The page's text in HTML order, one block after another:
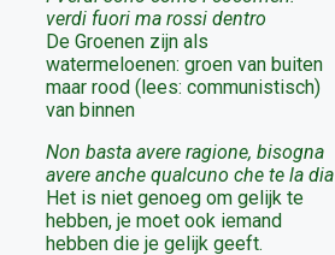
verdi fuori ma rossi dentro
De Groenen zijn als
watermeloenen: groen van buiten
maar rood (lees: communistisch)
van binnen
Non basta avere ragione, bisogna
avere anche qualcuno che te la dia
Het is niet genoeg om gelijk te
hebben, je moet ook iemand
hebben die je gelijk geeft.